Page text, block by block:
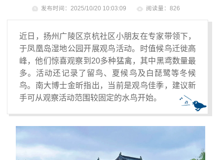
发布时间：2025/10/20 10:03:09 阅读量：826
近日，扬州广陵区京杭社区小朋友在专家带领下，
于凤凰岛湿地公园开展观鸟活动。时值候鸟迁徙高
峰，他们惊喜观察到20多种猛禽，其中黑鸢数量最
多。活动还记录了留鸟、夏候鸟及白琵鹭等冬候
鸟。南大博士金昕指出，当前是观鸟佳季，建议新
手可从观察活动范围较固定的水鸟开始。